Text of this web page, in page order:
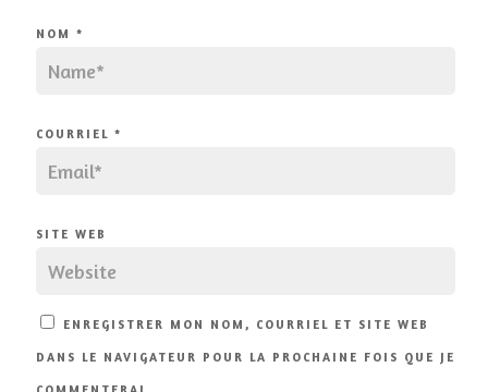
NOM *
COURRIEL *
SITE WEB
ENREGISTRER MON NOM, COURRIEL ET SITE WEB
DANS LE NAVIGATEUR POUR LA PROCHAINE FOIS QUE JE